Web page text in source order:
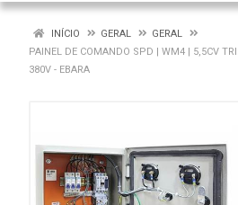
INÍCIO GERAL
GERAL
PAINEL DE COMANDO SPD | WM4 | 5,5CV
380V - EBARA